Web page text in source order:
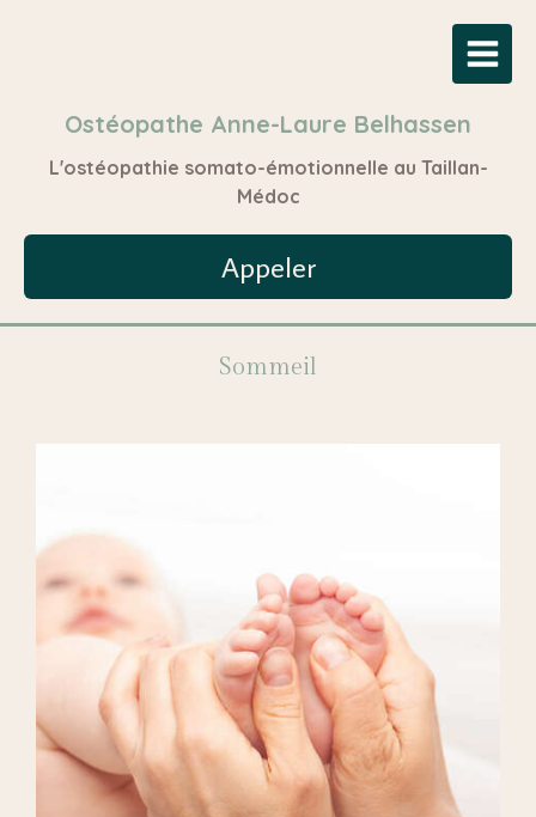
Ostéopathe Anne-Laure Belhassen
L'ostéopathie somato-émotionnelle au Taillan-
Médoc
Appeler
Sommeil